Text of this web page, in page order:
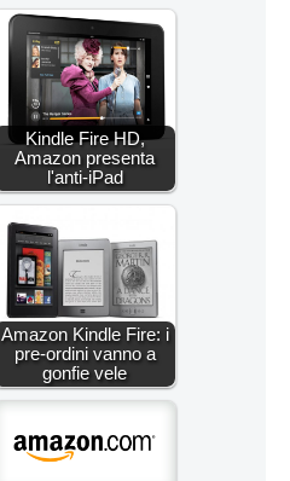
Kindle Fire HD,
Amazon presenta
l'anti-iPad
Amazon Kindle Fire: i
pre-ordini vanno a
gonfie vele